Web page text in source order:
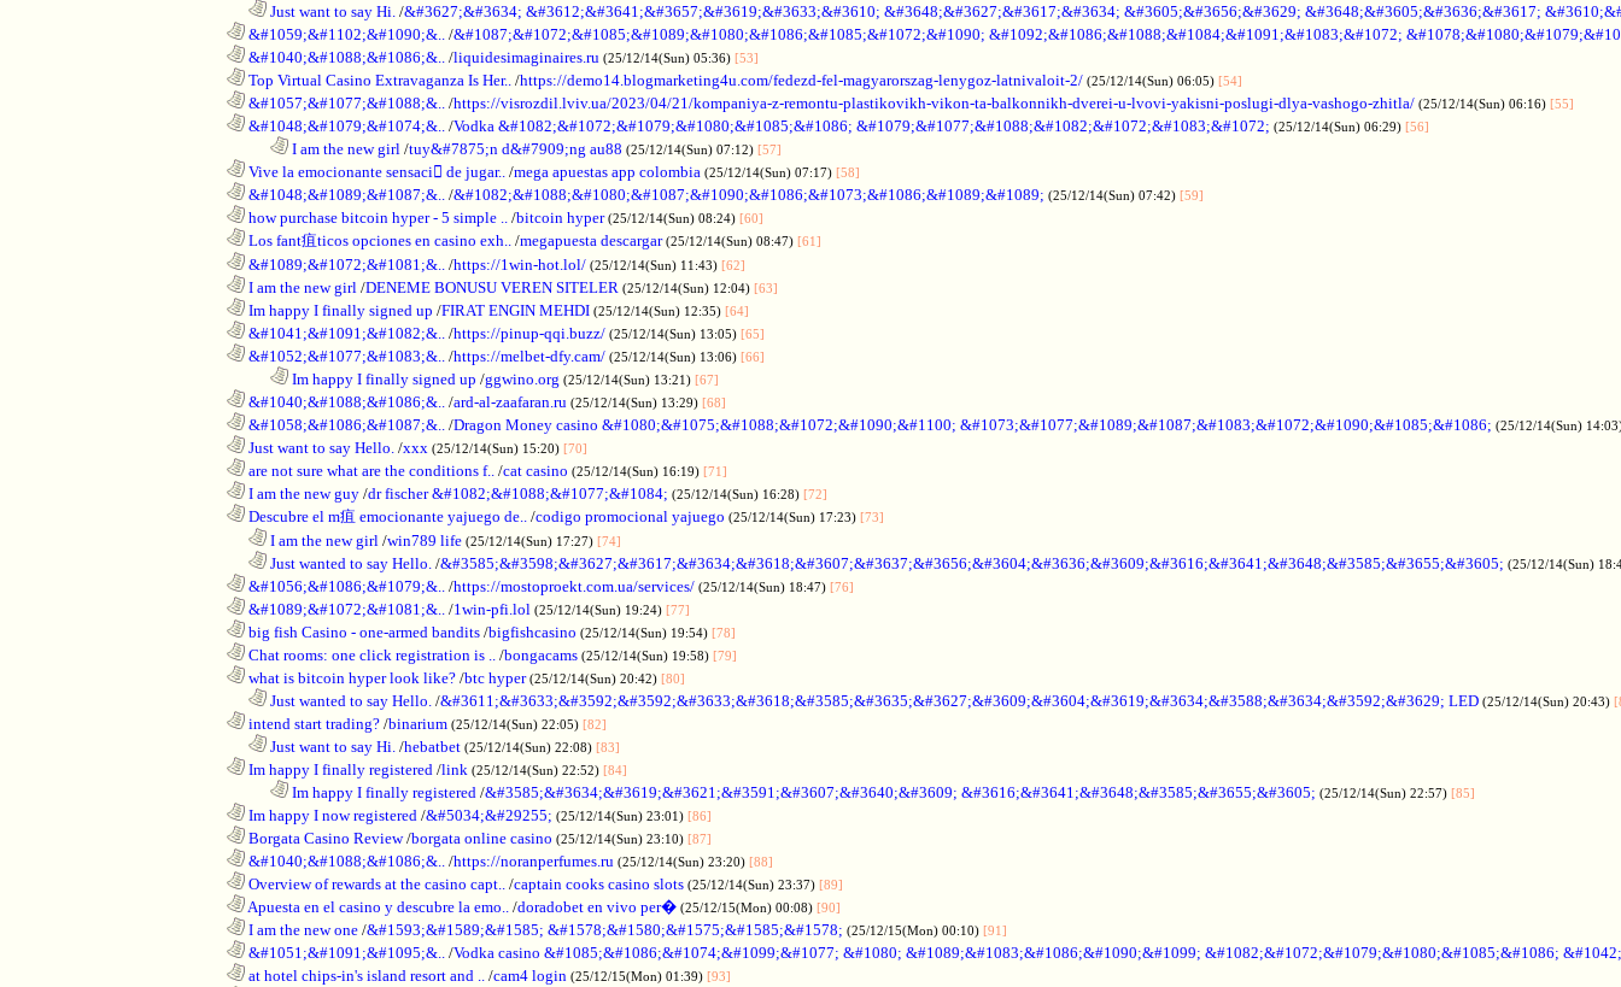
Just want to say Hi. /&#3627;&#3634; &#3612;&#3641;&#3657;&#3619;&#3633;&#3610; &#3648;&#3627;&#3617;&#3634; &#3605;&#3656;&#3629; &#3648;&#3605;&#3636;&#3617;
&#1059;&#1102;&#1090;&.. /&#1087;&#1072;&#1085;&#1089;&#1080;&#1086;&#1085;&#1072;&#1090; &#1092;&#1086;&#1088;&#1084;&#1091;&#1083;&#1072;
&#1040;&#1088;&#1086;&.. /liquidesimaginaires.ru (25/12/14(Sun) 05:36) [53]
Top Virtual Casino Extravaganza Is Her.. /https://demo14.blogmarketing4u.com/fedezd-fel-magyarorszag-lenygoz-latnivaloit-2/ (25/12/14(Sun) 06:05) [54]
&#1057;&#1077;&#1088;&.. /https://visrozdil.lviv.ua/2023/04/21/kompaniya-z-remontu-plastikovikh-vikon-ta-balkonnikh-dverei-u-lvovi-yakisni-poslugi-dlya-vashogo-zhitla/ (25/12/14(Sun) 06:16) [55]
&#1048;&#1079;&#1074;&.. /Vodka &#1082;&#1072;&#1079;&#1080;&#1085;&#1086; &#1079;&#1077;&#1088;&#1082;&#1072;&#1083;&#1072; (25/12/14(Sun) 06:29) [56]
I am the new girl /tuy&#7875;n d&#7909;ng au88 (25/12/14(Sun) 07:12) [57]
Vive la emocionante sensaci de jugar.. /mega apuestas app colombia (25/12/14(Sun) 07:17) [58]
&#1048;&#1089;&#1087;&.. /&#1082;&#1088;&#1080;&#1087;&#1090;&#1086;&#1073;&#1086;&#1089;&#1089; (25/12/14(Sun) 07:42) [59]
how purchase bitcoin hyper - 5 simple .. /bitcoin hyper (25/12/14(Sun) 08:24) [60]
Los fant疽ticos opciones en casino exh.. /megapuesta descargar (25/12/14(Sun) 08:47) [61]
&#1089;&#1072;&#1081;&.. /https://1win-hot.lol/ (25/12/14(Sun) 11:43) [62]
I am the new girl /DENEME BONUSU VEREN SITELER (25/12/14(Sun) 12:04) [63]
Im happy I finally signed up /FIRAT ENGIN MEHDI (25/12/14(Sun) 12:35) [64]
&#1041;&#1091;&#1082;&.. /https://pinup-qqi.buzz/ (25/12/14(Sun) 13:05) [65]
&#1052;&#1077;&#1083;&.. /https://melbet-dfy.cam/ (25/12/14(Sun) 13:06) [66]
Im happy I finally signed up /ggwino.org (25/12/14(Sun) 13:21) [67]
&#1040;&#1088;&#1086;&.. /ard-al-zaafaran.ru (25/12/14(Sun) 13:29) [68]
&#1058;&#1086;&#1087;&.. /Dragon Money casino &#1080;&#1075;&#1088;&#1072;&#1090;&#1100; &#1073;&#1077;&#1089;&#1087;&#1083;&#1072;&#1090;&#1085;&#1086; (25/12/14(Sun)
Just want to say Hello. /xxx (25/12/14(Sun) 15:20) [70]
are not sure what are the conditions f.. /cat casino (25/12/14(Sun) 16:19) [71]
I am the new guy /dr fischer &#1082;&#1088;&#1077;&#1084; (25/12/14(Sun) 16:28) [72]
Descubre el m疽 emocionante yajuego de.. /codigo promocional yajuego (25/12/14(Sun) 17:23) [73]
I am the new girl /win789 life (25/12/14(Sun) 17:27) [74]
Just wanted to say Hello. /&#3585;&#3598;&#3627;&#3617;&#3634;&#3618;&#3607;&#3637;&#3656;&#3604;&#3636;&#3609;&#3616;&#3641;&#3648;&#3585;&#3655;&#3605; (25/12/14(Sun)
&#1056;&#1086;&#1079;&.. /https://mostoproekt.com.ua/services/ (25/12/14(Sun) 18:47) [76]
&#1089;&#1072;&#1081;&.. /1win-pfi.lol (25/12/14(Sun) 19:24) [77]
big fish Casino - one-armed bandits /bigfishcasino (25/12/14(Sun) 19:54) [78]
Chat rooms: one click registration is .. /bongacams (25/12/14(Sun) 19:58) [79]
what is bitcoin hyper look like? /btc hyper (25/12/14(Sun) 20:42) [80]
Just wanted to say Hello. /&#3611;&#3633;&#3592;&#3592;&#3633;&#3618;&#3585;&#3635;&#3627;&#3609;&#3604;&#3619;&#3634;&#3588;&#3634;&#3592;&#3629; LED (25/12/14(Sun) 20:43)
intend start trading? /binarium (25/12/14(Sun) 22:05) [82]
Just want to say Hi. /hebatbet (25/12/14(Sun) 22:08) [83]
Im happy I finally registered /link (25/12/14(Sun) 22:52) [84]
Im happy I finally registered /&#3585;&#3634;&#3619;&#3621;&#3591;&#3607;&#3640;&#3609; &#3616;&#3641;&#3648;&#3585;&#3655;&#3605; (25/12/14(Sun) 22:57) [85]
Im happy I now registered /&#5034;&#29255; (25/12/14(Sun) 23:01) [86]
Borgata Casino Review/borgata online casino (25/12/14(Sun) 23:10) [87]
&#1040;&#1088;&#1086;&.. /https://noranperfumes.ru (25/12/14(Sun) 23:20) [88]
Overview of rewards at the casino capt.. /captain cooks casino slots (25/12/14(Sun) 23:37) [89]
Apuesta en el casino y descubre la emo.. /doradobet en vivo per� (25/12/15(Mon) 00:08) [90]
I am the new one /&#1593;&#1589;&#1585; &#1578;&#1580;&#1575;&#1585;&#1578; (25/12/15(Mon) 00:10) [91]
&#1051;&#1091;&#1095;&.. /Vodka casino &#1085;&#1086;&#1074;&#1099;&#1077; &#1080; &#1089;&#1083;&#1086;&#1090;&#1099; &#1082;&#1072;&#1079;&#1080;&#1085;&#1086;
at hotel chips-in's island resort and .. /cam4 login (25/12/15(Mon) 01:39) [93]